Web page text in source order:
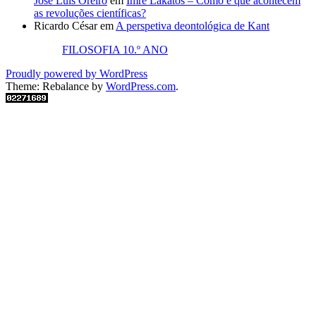
as revoluções científicas?
Ricardo Césarem A perspetiva deontológica de Kant
FILOSOFIA 10.º ANO
Proudly powered by WordPress
Theme: Rebalance by WordPress.com.